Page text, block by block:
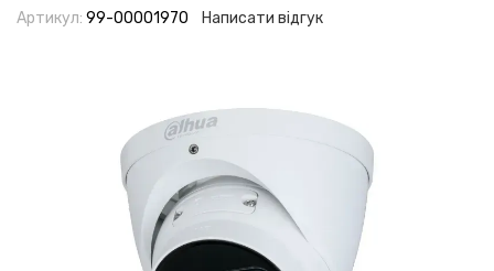
Артикул: 99-00001970 Написати відгук